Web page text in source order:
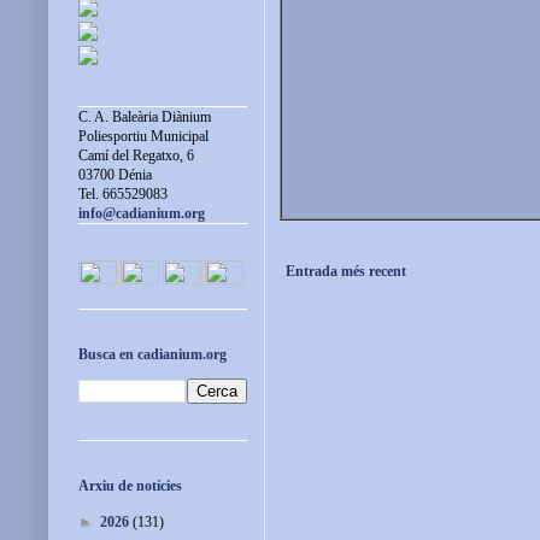
Entrada més recent
C. A. Baleària Diànium
Poliesportiu Municipal
Camí del Regatxo, 6
03700 Dénia
Tel. 665529083
info@cadianium.org
Busca en cadianium.org
Arxiu de notícies
► 2026 (131)